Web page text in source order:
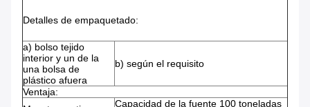
Detalles de empaquetado:
a) bolso tejido
interior y un de la
una bolsa de
plástico afuera
b) según el requisito
Ventaja:
Capacidad de la fuente 100 toneladas